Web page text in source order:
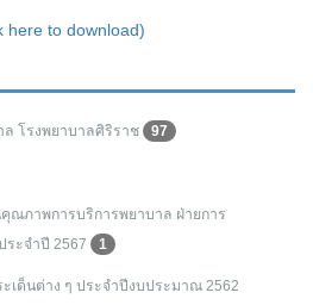
here to download)
ล โรงพยาบาลศิริราช 97
ณภาพการบริการพยาบาล ฝ่ายการ
ระจำปี 2567
1
เด็นต่าง ๆ ประจำปีงบประมาณ 2562